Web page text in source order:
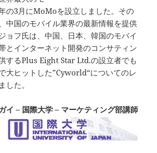
の3月にMoMoを設立しました。その
中国のモバイル業界の最新情報を提供
ョフ氏は、中国、日本、韓国のモバイ
とインターネット開発のコンサティン
するPlus Eight Star Ltd.の設立者でも
大ヒットした”Cyworld“についてのレ
した。
– 国際大学 – マーケティング部講師